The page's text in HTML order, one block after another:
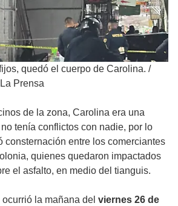
quedó el cuerpo de Carolina. /
Prensa
de la zona, Carolina era una
tenía conflictos con nadie, por lo
consternación entre los comerciantes
quienes quedaron impactados
el asfalto, en medio del tianguis.
la mañana del viernes 26 de